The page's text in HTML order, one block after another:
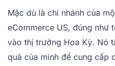
Mặc dù là chi nhánh của
eCommerce US, đúng như
vào thị trường Hoa Kỳ. Nó
quả của mình để cung cấp